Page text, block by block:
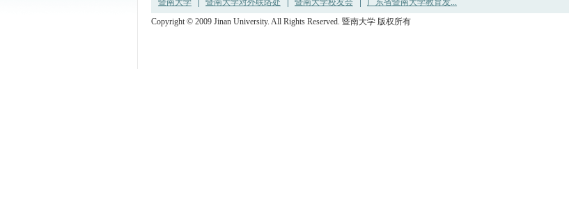
暨南大学 暨南大学对外联络处 暨南大学校友会
广东省暨南大学教育发...
Copyright © 2009 Jinan University. All Rights Reserved. 暨南大学 版权所有